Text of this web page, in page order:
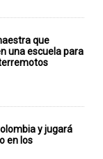
que
una escuela para
y jugará
en los